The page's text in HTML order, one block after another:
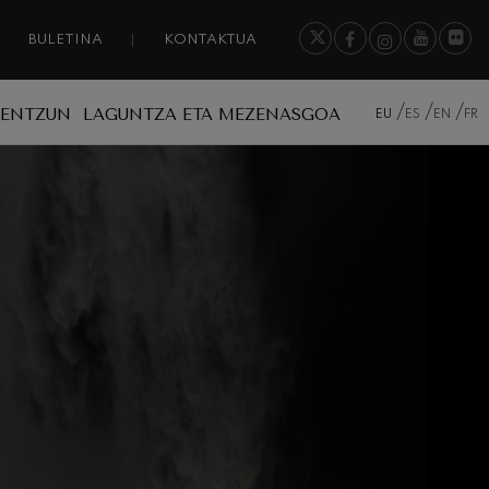
BULETINA KONTAKTUA
LAGUNTZA ETA MEZENASGOA EU ES EN FR